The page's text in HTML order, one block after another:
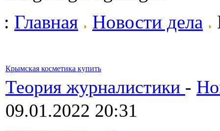
: Главная Новости дела
Крымская косметика купить
Теория журналистики -
09.01.2022 20:31